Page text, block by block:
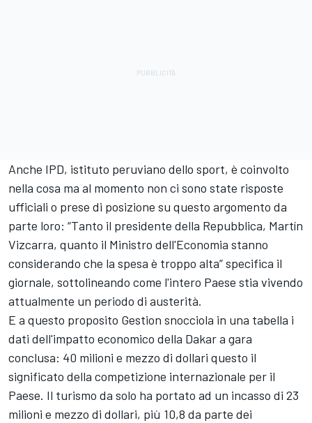
Anche IPD, istituto peruviano dello sport, è coinvolto
nella cosa ma al momento non ci sono state risposte
ufficiali o prese di posizione su questo argomento da
parte loro: “Tanto il presidente della Repubblica, Martín
Vizcarra, quanto il Ministro dell'Economia stanno
considerando che la spesa è troppo alta” specifica il
giornale, sottolineando come l'intero Paese stia vivendo
attualmente un periodo di austerità.
E a questo proposito Gestion snocciola in una tabella i
dati dell'impatto economico della Dakar a gara
conclusa: 40 milioni e mezzo di dollari questo il
significato della competizione internazionale per il
Paese. Il turismo da solo ha portato ad un incasso di 23
milioni e mezzo di dollari, più 10,8 da parte dei